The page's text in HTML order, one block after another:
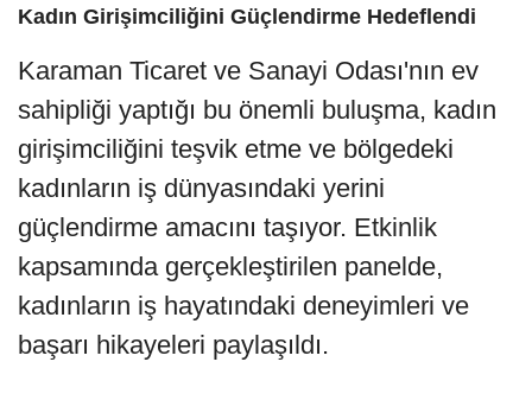
Kadın Girişimciliğini Güçlendirme Hedeflendi
Karaman Ticaret ve Sanayi Odası'nın ev
sahipliği yaptığı bu önemli buluşma, kadın
girişimciliğini teşvik etme ve bölgedeki
kadınların iş dünyasındaki yerini
güçlendirme amacını taşıyor. Etkinlik
kapsamında gerçekleştirilen panelde,
kadınların iş hayatındaki deneyimleri ve
başarı hikayeleri paylaşıldı.